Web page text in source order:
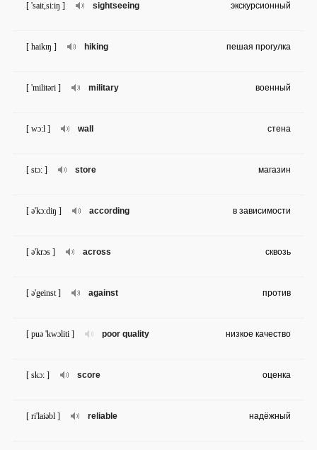
sightseeing
[ 'sait,si:iŋ ] экскурсионный
hiking
[ haikɪŋ ] пешая прогулка
military
[ 'militəri ] военный
wall
[ wɔ:l ] стена
store
[ stɔ: ] магазин
according
[ ə'kɔ:diŋ ] в зависимости
across
[ ə'krɔs ] сквозь
against
[ ə'geinst ] против
poor quality
[ puə 'kwɔliti ] низкое качество
score
[ skɔ: ] оценка
reliable
[ ri'laiəbl ] надёжный